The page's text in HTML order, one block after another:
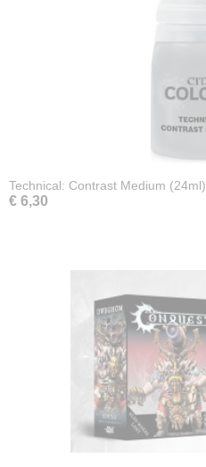
Technical: Contrast Medium (24ml)
€ 6,30